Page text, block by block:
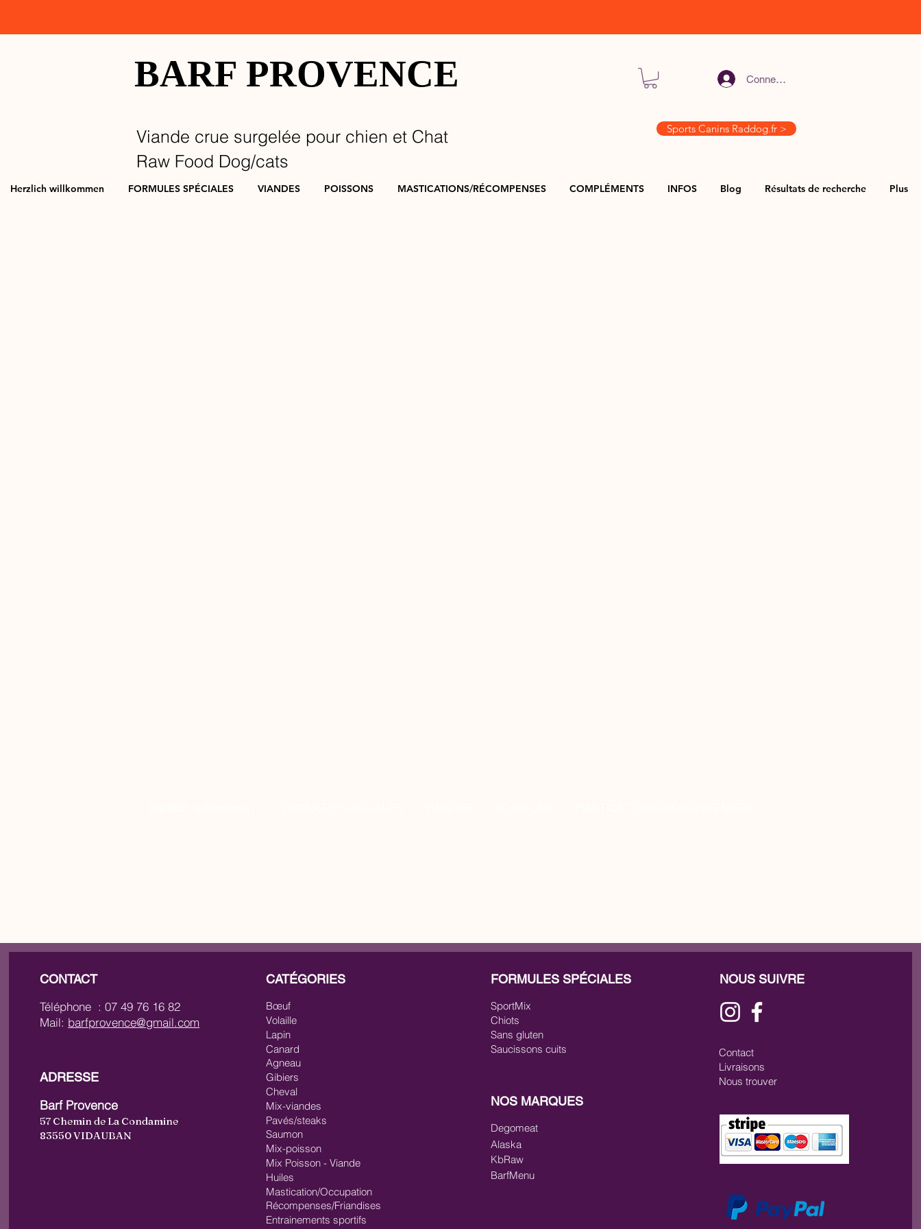
BARF PROVENCE Connexion
Viande crue surgelée pour chien et Chat
Raw Food Dog/cats
Sports Canins Raddog.fr >
Herzlich willkommen FORMULES SPÉCIALES VIANDES POISSONS MASTICATIONS/RÉCOMPENSES COMPLÉMENTS INFOS Blog Résultats de recherche Plus
CONTACT
Téléphone : 07 49 76 16 82
Mail: barfprovence@gmail.com
ADRESSE
Barf Provence
57 Chemin de La Condamine
83550 VIDAUBAN
CATÉGORIES
Bœuf
Volaille
Lapin
Agneau
Canard
Gibiers
Cheval
Mix-viandes
Saumon
Pavés/steaks
Mix-poisson
Mix Poisson - Viande
Huiles
Récompenses/Friandises
Mastication/Occupation
Entrainements sportifs
FORMULES SPÉCIALES
SportMix
Chiots
Sans gluten
Saucissons cuits
NOS MARQUES
Degomeat
Alaska
KbRaw
BarfMenu
NOUS SUIVRE
Contact
Livraisons
Nous trouver